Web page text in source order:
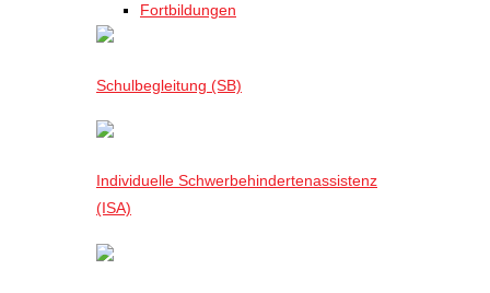
Fortbildungen
Schulbegleitung (SB)
Individuelle Schwerbehindertenassistenz
(ISA)